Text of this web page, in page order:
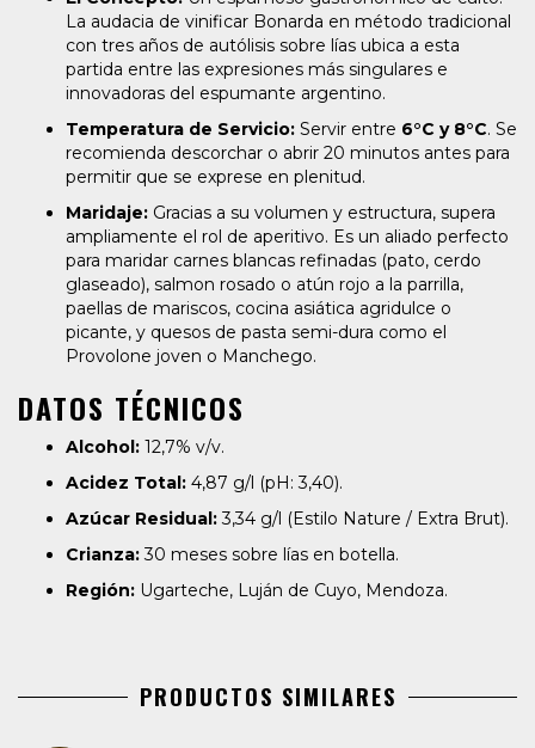
La audacia de vinificar Bonarda en método tradicional
con tres años de autólisis sobre lías ubica a esta
partida entre las expresiones más singulares e
innovadoras del espumante argentino.
Temperatura de Servicio: Servir entre 6°C y 8°C. Se
recomienda descorchar o abrir 20 minutos antes para
permitir que se exprese en plenitud.
Maridaje: Gracias a su volumen y estructura, supera
ampliamente el rol de aperitivo. Es un aliado perfecto
para maridar carnes blancas refinadas (pato, cerdo
glaseado), salmon rosado o atún rojo a la parrilla,
paellas de mariscos, cocina asiática agridulce o
picante, y quesos de pasta semi-dura como el
Provolone joven o Manchego.
DATOS TÉCNICOS
Alcohol: 12,7% v/v.
Acidez Total: 4,87 g/l (pH: 3,40).
Azúcar Residual:3,34 g/l (Estilo Nature / Extra Brut).
Crianza:30 meses sobre lías en botella.
Región: Ugarteche, Luján de Cuyo, Mendoza.
PRODUCTOS SIMILARES